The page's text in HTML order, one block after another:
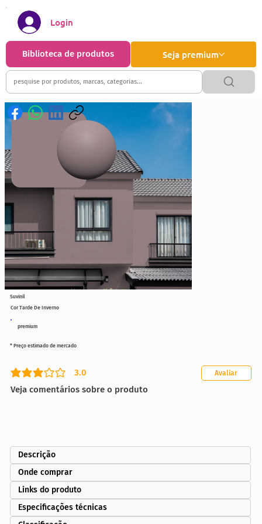
Seja premium
Biblioteca de produtos
Login
premium
Cor Tarde De Inverno
3.0
classificação média é 3 de 5
Veja comentários sobre o produto
Avaliar
* Preço estimado de mercado
Suvinil
Descrição
Onde comprar
Links do produto
Especificações técnicas